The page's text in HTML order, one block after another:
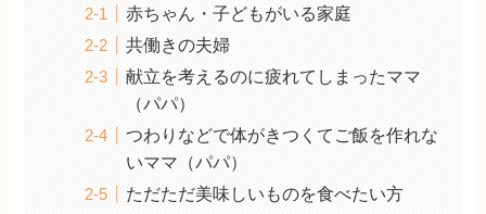
赤ちゃん・子どもがいる家庭
共働きの夫婦
献立を考えるのに疲れてしまったママ
（パパ）
つわりなどで体がきつくてご飯を作れな
いママ（パパ）
ただただ美味しいものを食べたい方